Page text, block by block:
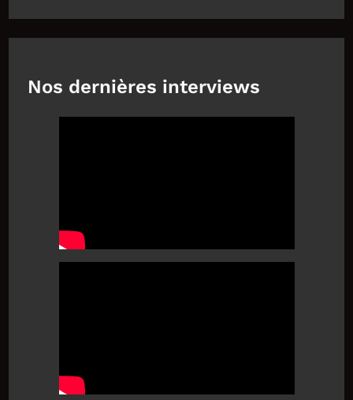
Nos dernières interviews